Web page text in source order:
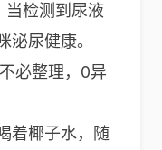
当检测到尿液
泌尿健康。
必整理，0异
着椰子水，随